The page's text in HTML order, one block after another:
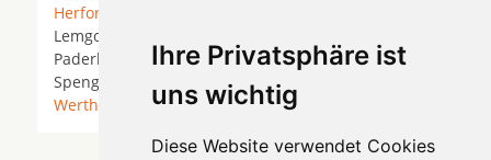
Ihre Privatsphäre ist
uns wichtig
Diese Website verwendet Cookies
Herford
Lemgo *
Paderborn * Rietberg *Schloß Holte-Stukenbrock
Spenge *
Steinhagen (Westfalen)
Werther (Westfalen) *